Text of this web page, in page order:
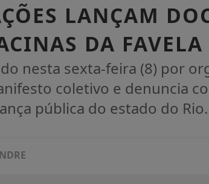
LANÇAM
DA
nesta sexta-feira (8) por
coletivo e denuncia
pública do estado do Rio.